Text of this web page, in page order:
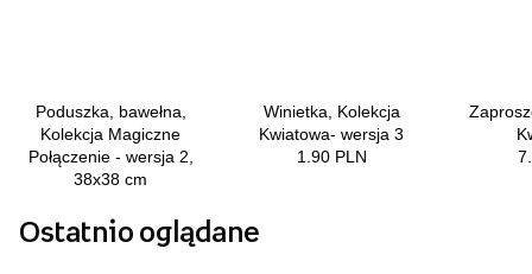
Ostatnio oglądane